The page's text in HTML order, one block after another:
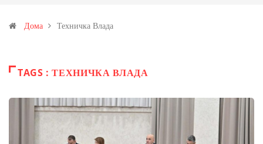
Дома Техничка Влада
TAGS : ТЕХНИЧКА ВЛАДА